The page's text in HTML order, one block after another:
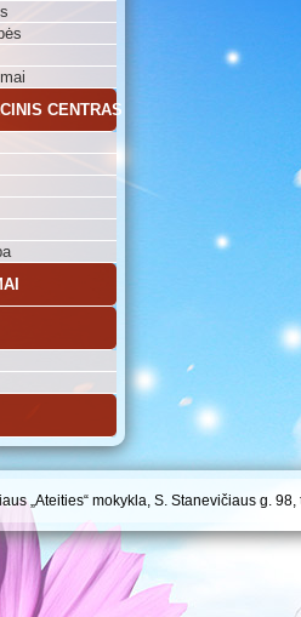
CENTRAS
„Ateities“ mokykla, S. Stanevičiaus g.